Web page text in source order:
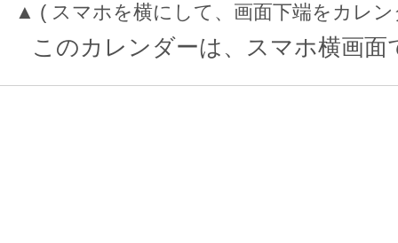
▲ ( スマホを横にして、画面下端をカレ
このカレンダーは、スマホ横画面